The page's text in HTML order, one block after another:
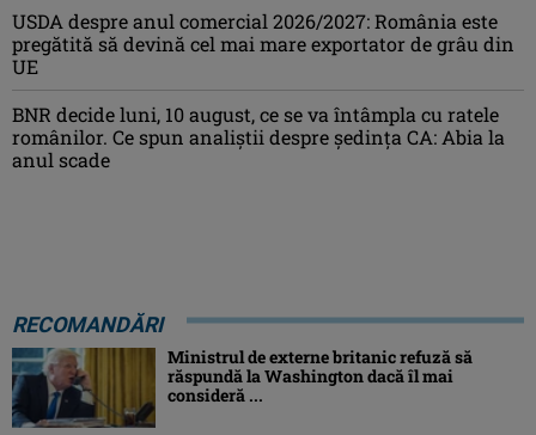
USDA despre anul comercial 2026/2027: România este
pregătită să devină cel mai mare exportator de grâu din
UE
BNR decide luni, 10 august, ce se va întâmpla cu ratele
românilor. Ce spun analiștii despre ședința CA: Abia la
anul scade
RECOMANDĂRI
Ministrul de externe britanic refuză să
răspundă la Washington dacă îl mai
consideră ...